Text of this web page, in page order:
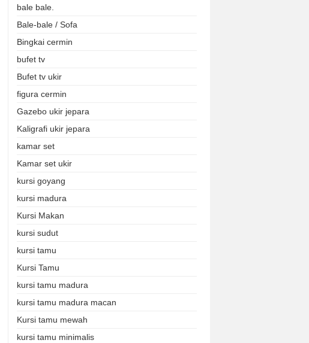
bale bale.
Bale-bale / Sofa
Bingkai cermin
bufet tv
Bufet tv ukir
figura cermin
Gazebo ukir jepara
Kaligrafi ukir jepara
kamar set
Kamar set ukir
kursi goyang
kursi madura
Kursi Makan
kursi sudut
kursi tamu
Kursi Tamu
kursi tamu madura
kursi tamu madura macan
Kursi tamu mewah
kursi tamu minimalis